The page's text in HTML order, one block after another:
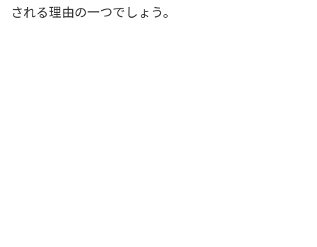
される理由の一つでしょう。